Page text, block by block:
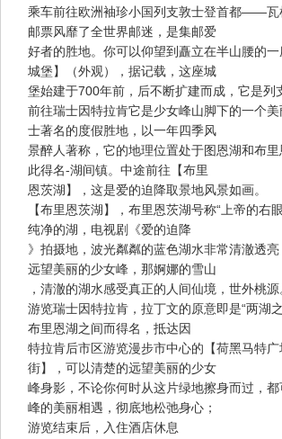
乘车前往欧洲袖珍小国列支敦士登首都——瓦
邮票风靡了全世界邮迷，是集邮爱
好者的胜地。你可以仰望到矗立在半山腰的
城堡】（外观），据记载，这座城
堡始建于700年前，后不断扩建而成，它是列
前往瑞士因特拉肯它是少女峰山脚下的一个
士著名的度假胜地，以一年四季风
景醉人著称，它的地理位置处于图恩湖和布
此得名-湖间镇。中途前往【布里
恩茨湖】，这是爱的迫降取景地风景如画。
【布里恩茨湖】，布里恩茨湖号称“上帝的右
纯净的湖，电视剧《爱的迫降
》拍摄地，波光粼粼的蓝色湖水非常清澈透
远望美丽的少女峰，那婀娜的雪山
，清澈的湖水感受真正的人间仙境，世外桃源
游览瑞士因特拉肯，拉丁文的原意即是“两湖
布里恩湖之间而得名，抵达因
特拉肯后市区游览漫步市中心的【荷黑马特
街】，可以清楚的远望美丽的少女
峰身影，不论你何时从这片绿地擦身而过，
峰的美丽相遇，彻底地松弛身心；
游览结束后，入住酒店休息